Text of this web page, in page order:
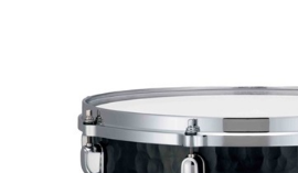
キーボード